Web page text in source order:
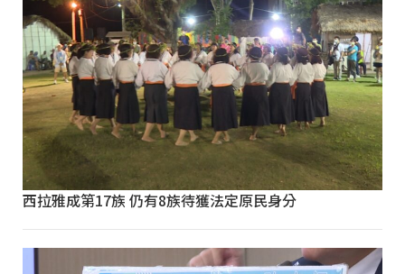
西拉雅成第17族 仍有8族待獲法定原民身分